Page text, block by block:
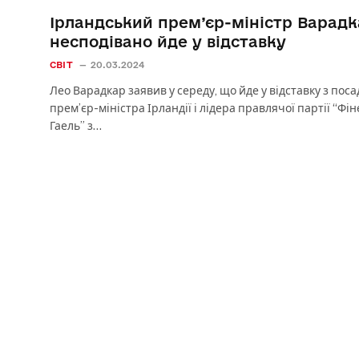
Ірландський прем’єр-міністр
несподівано йде у відставку
СВІТ 20.03.2024
Лео Варадкар заявив у середу, що йде у відставку з
прем’єр-міністра Ірландії і лідера правлячої партії
Гаель” з…